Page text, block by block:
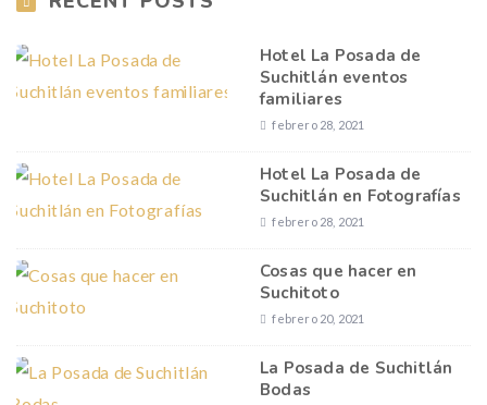
Hotel La Posada de
Suchitlán eventos
familiares
febrero 28, 2021
Hotel La Posada de
Suchitlán en Fotografías
febrero 28, 2021
Cosas que hacer en
Suchitoto
febrero 20, 2021
La Posada de Suchitlán
Bodas